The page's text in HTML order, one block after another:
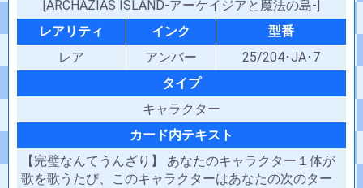
[ARCHAZIAS ISLAND-アーケイジアと魔法の島-]
レアリティ
インク
型番
レア
アンバー
25/204･JA･7
タイプ
キャラクター
カード内テキスト
【完璧なんてうんざり】 あなたのキャラクター１体が
歌を歌うたび、このキャラクターはあなたの次のター